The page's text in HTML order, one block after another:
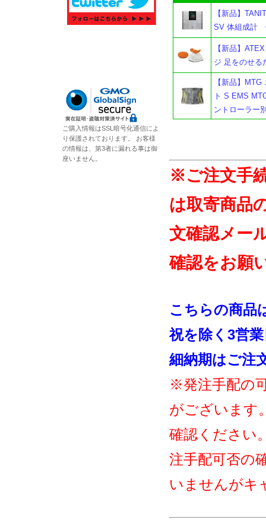
【新品】
SV 体組成計
【新品】
ジ 足をのせる
【新品】
ト S EMS
ントローラー
※ご注文手
は取寄商品
文確認メー
確認をお願
こちらの商品
祝を除く3営
細納期はご注
※発注手配の
がございます
確認ください
注手配可否の
いませんがキ
ご購入情報はSSL暗号化通信によ
り保護されております。 お客様
の情報は、第3者に漏れる事は御
座いません。